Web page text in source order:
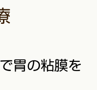
胃の粘膜を